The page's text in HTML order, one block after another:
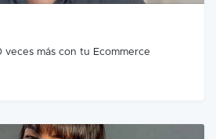
veces más con tu Ecommerce